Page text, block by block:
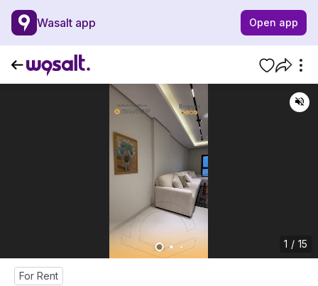
Wasalt app Open app
1 / 15
For Rent